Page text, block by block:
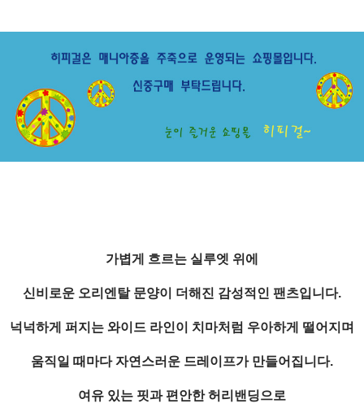
가볍게 흐르는 실루엣 위에
신비로운 오리엔탈 문양이 더해진 감성적인 팬츠입니다.
넉넉하게 퍼지는 와이드 라인이 치마처럼 우아하게 떨어지며
움직일 때마다 자연스러운 드레이프가 만들어집니다.
여유 있는 핏과 편안한 허리밴딩으로